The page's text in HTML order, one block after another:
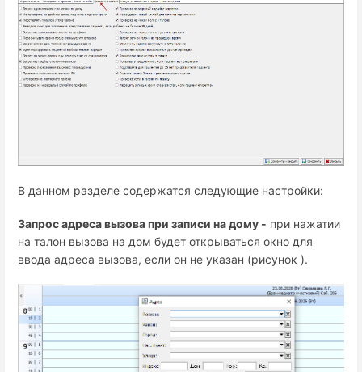
В данном разделе содержатся следующие настройки:
Запрос адреса вызова при записи на дому - при нажатии
на талон вызова на дом будет открываться окно для
ввода адреса вызова, если он не указан (рисунок ).